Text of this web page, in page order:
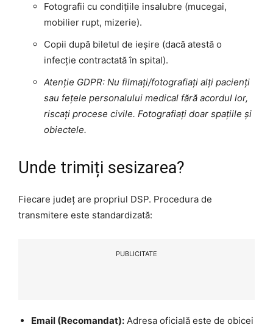
Fotografii cu condițiile insalubre (mucegai,
mobilier rupt, mizerie).
Copii după biletul de ieșire (dacă atestă o
infecție contractată în spital).
Atenție GDPR: Nu filmați/fotografiați alți pacienți
sau fețele personalului medical fără acordul lor,
riscați procese civile. Fotografiați doar spațiile și
obiectele.
Unde trimiți sesizarea?
Fiecare județ are propriul DSP. Procedura de
transmitere este standardizată:
PUBLICITATE
Email (Recomandat): Adresa oficială este de obicei